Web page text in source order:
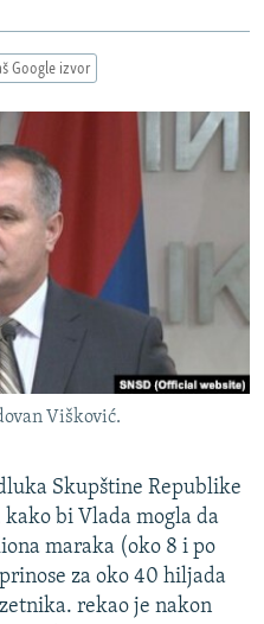
Google izvor
Višković.
Skupštine Republike
bi Vlada mogla da
maraka (oko 8 i po
za oko 40 hiljada
rekao je nakon